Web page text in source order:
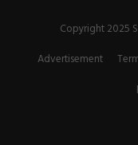
Copyright 2025
Advertisement